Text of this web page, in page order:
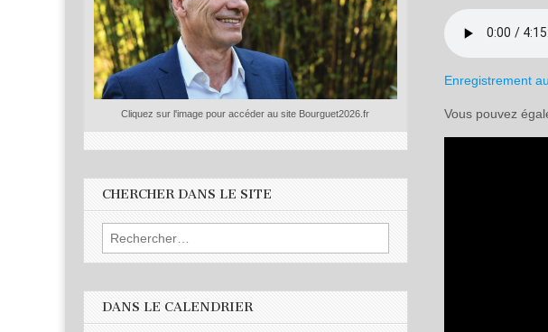
Enregistrement
Vous pouvez
Cliquez sur l'image pour accéder au site Bourguet2026.fr
CHERCHER DANS LE SITE
Rechercher :
DANS LE CALENDRIER